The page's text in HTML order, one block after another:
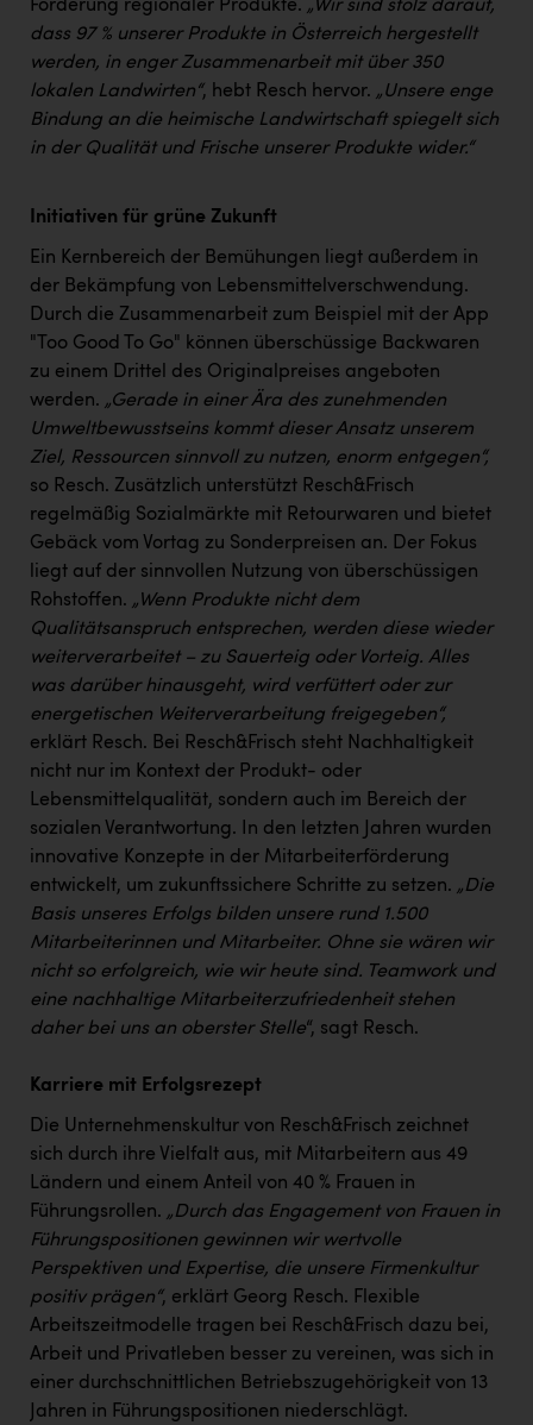
Förderung regionaler Produkte. „Wir sind stolz darauf,
dass 97 % unserer Produkte in Österreich hergestellt
werden, in enger Zusammenarbeit mit über 350
lokalen Landwirten“, hebt Resch hervor. „Unsere enge
Bindung an die heimische Landwirtschaft spiegelt sich
in der Qualität und Frische unserer Produkte wider.“
Initiativen für grüne Zukunft
Ein Kernbereich der Bemühungen liegt außerdem in
der Bekämpfung von Lebensmittelverschwendung.
Durch die Zusammenarbeit zum Beispiel mit der App
"Too Good To Go" können überschüssige Backwaren
zu einem Drittel des Originalpreises angeboten
werden. „Gerade in einer Ära des zunehmenden
Umweltbewusstseins kommt dieser Ansatz unserem
Ziel, Ressourcen sinnvoll zu nutzen, enorm entgegen“,
so Resch. Zusätzlich unterstützt Resch&Frisch
regelmäßig Sozialmärkte mit Retourwaren und bietet
Gebäck vom Vortag zu Sonderpreisen an. Der Fokus
liegt auf der sinnvollen Nutzung von überschüssigen
Rohstoffen. „Wenn Produkte nicht dem
Qualitätsanspruch entsprechen, werden diese wieder
weiterverarbeitet – zu Sauerteig oder Vorteig. Alles
was darüber hinausgeht, wird verfüttert oder zur
energetischen Weiterverarbeitung freigegeben“,
erklärt Resch. Bei Resch&Frisch steht Nachhaltigkeit
nicht nur im Kontext der Produkt- oder
Lebensmittelqualität, sondern auch im Bereich der
sozialen Verantwortung. In den letzten Jahren wurden
innovative Konzepte in der Mitarbeiterförderung
entwickelt, um zukunftssichere Schritte zu setzen. „Die
Basis unseres Erfolgs bilden unsere rund 1.500
Mitarbeiterinnen und Mitarbeiter. Ohne sie wären wir
nicht so erfolgreich, wie wir heute sind. Teamwork und
eine nachhaltige Mitarbeiterzufriedenheit stehen
daher bei uns an oberster Stelle“, sagt Resch.
Karriere mit Erfolgsrezept
Die Unternehmenskultur von Resch&Frisch zeichnet
sich durch ihre Vielfalt aus, mit Mitarbeitern aus 49
Ländern und einem Anteil von 40 % Frauen in
Führungsrollen. „Durch das Engagement von Frauen in
Führungspositionen gewinnen wir wertvolle
Perspektiven und Expertise, die unsere Firmenkultur
positiv prägen“, erklärt Georg Resch. Flexible
Arbeitszeitmodelle tragen bei Resch&Frisch dazu bei,
Arbeit und Privatleben besser zu vereinen, was sich in
einer durchschnittlichen Betriebszugehörigkeit von 13
Jahren in Führungspositionen niederschlägt.